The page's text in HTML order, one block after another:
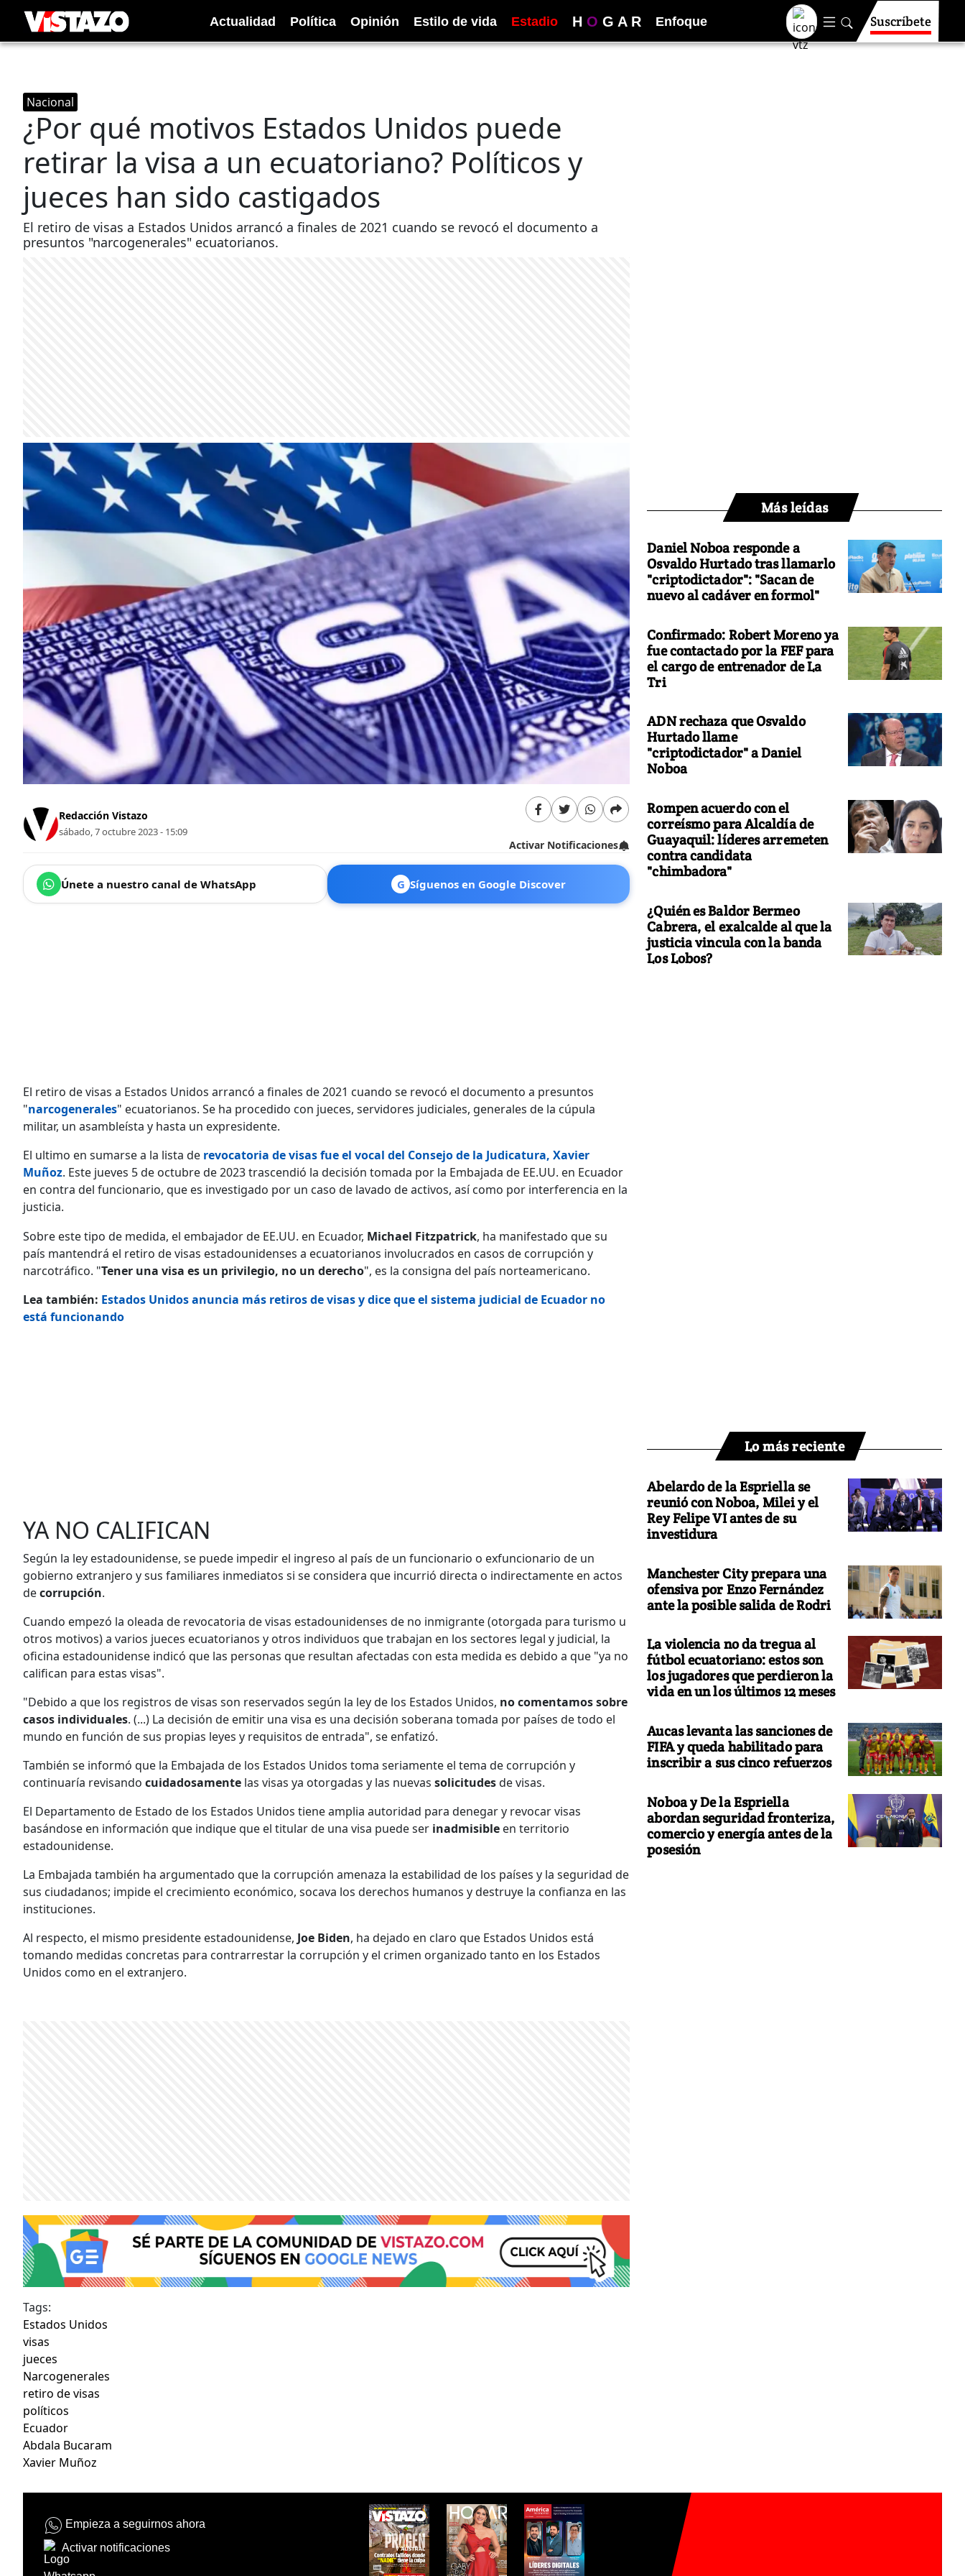
Actualidad Política Opinión Estilo de vida Estadio H O G A R Enfoque Suscríbete
Nacional
¿Por qué motivos Estados Unidos puede
retirar la visa a un ecuatoriano? Políticos y
jueces han sido castigados
El retiro de visas a Estados Unidos arrancó a finales de 2021 cuando se revocó el documento a
presuntos "narcogenerales" ecuatorianos.
Redacción Vistazo
sábado, 7 octubre 2023 - 15:09
Activar Notificaciones
Únete a nuestro canal de WhatsApp G Síguenos en Google Discover
El retiro de visas a Estados Unidos arrancó a finales de 2021 cuando se revocó el documento a presuntos
"narcogenerales" ecuatorianos. Se ha procedido con jueces, servidores judiciales, generales de la cúpula
militar, un asambleísta y hasta un expresidente.
El ultimo en sumarse a la lista de revocatoria de visas fue el vocal del Consejo de la Judicatura, Xavier
Muñoz. Este jueves 5 de octubre de 2023 trascendió la decisión tomada por la Embajada de EE.UU. en Ecuador
en contra del funcionario, que es investigado por un caso de lavado de activos, así como por interferencia en la
justicia.
Sobre este tipo de medida, el embajador de EE.UU. en Ecuador, Michael Fitzpatrick, ha manifestado que su
país mantendrá el retiro de visas estadounidenses a ecuatorianos involucrados en casos de corrupción y
narcotráfico. "Tener una visa es un privilegio, no un derecho", es la consigna del país norteamericano.
Lea también: Estados Unidos anuncia más retiros de visas y dice que el sistema judicial de Ecuador no
está funcionando
YA NO CALIFICAN
Según la ley estadounidense, se puede impedir el ingreso al país de un funcionario o exfuncionario de un
gobierno extranjero y sus familiares inmediatos si se considera que incurrió directa o indirectamente en actos
decorrupción.
Cuando empezó la oleada de revocatoria de visas estadounidenses de no inmigrante (otorgada para turismo u
otros motivos) a varios jueces ecuatorianos y otros individuos que trabajan en los sectores legal y judicial, la
oficina estadounidense indicó que las personas que resultan afectadas con esta medida es debido a que "ya no
califican para estas visas".
"Debido a que los registros de visas son reservados según la ley de los Estados Unidos, no comentamos sobre
casos individuales. (...) La decisión de emitir una visa es una decisión soberana tomada por países de todo el
mundo en función de sus propias leyes y requisitos de entrada", se enfatizó.
También se informó que la Embajada de los Estados Unidos toma seriamente el tema de corrupción y
continuaría revisando cuidadosamente las visas ya otorgadas y las nuevas solicitudesde visas.
El Departamento de Estado de los Estados Unidos tiene amplia autoridad para denegar y revocar visas
basándose en información que indique que el titular de una visa puede ser inadmisible en territorio
estadounidense.
La Embajada también ha argumentado que la corrupción amenaza la estabilidad de los países y la seguridad de
sus ciudadanos; impide el crecimiento económico, socava los derechos humanos y destruye la confianza en las
instituciones.
Al respecto, el mismo presidente estadounidense, Joe Biden, ha dejado en claro que Estados Unidos está
tomando medidas concretas para contrarrestar la corrupción y el crimen organizado tanto en los Estados
Unidos como en el extranjero.
Tags:
Estados Unidos
visas
jueces
Narcogenerales
retiro de visas
políticos
Ecuador
Abdala Bucaram
Xavier Muñoz
Más leídas
Daniel Noboa responde a
Osvaldo Hurtado tras llamarlo
"criptodictador": "Sacan de
nuevo al cadáver en formol"
Confirmado: Robert Moreno ya
fue contactado por la FEF para
el cargo de entrenador de La
Tri
ADN rechaza que Osvaldo
Hurtado llame
"criptodictador" a Daniel
Noboa
Rompen acuerdo con el
correísmo para Alcaldía de
Guayaquil: líderes arremeten
contra candidata
"chimbadora"
¿Quién es Baldor Bermeo
Cabrera, el exalcalde al que la
justicia vincula con la banda
Los Lobos?
Lo más reciente
Abelardo de la Espriella se
reunió con Noboa, Milei y el
Rey Felipe VI antes de su
investidura
Manchester City prepara una
ofensiva por Enzo Fernández
ante la posible salida de Rodri
La violencia no da tregua al
fútbol ecuatoriano: estos son
los jugadores que perdieron la
vida en un los últimos 12 meses
Aucas levanta las sanciones de
FIFA y queda habilitado para
inscribir a sus cinco refuerzos
Noboa y De la Espriella
abordan seguridad fronteriza,
comercio y energía antes de la
posesión
Empieza a seguirnos ahora
Activar notificaciones